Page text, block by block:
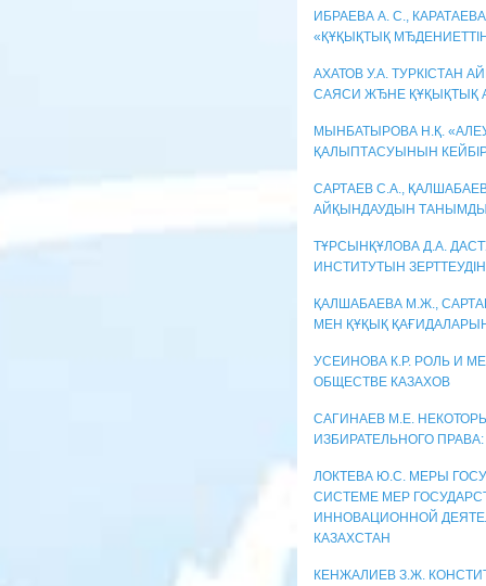
ИБРАЕВА А. С.,
«ҚҰҚЫҚТЫҚ
АХАТОВ У.А. ТУРКІСТАН
САЯСИ ЖЂНЕ ҚҰҚЫҚТЫҚ
МЫНБАТЫРОВА Н.Қ.
ҚАЛЫПТАСУЫНЫН
САРТАЕВ С.А.,
АЙҚЫНДАУДЫН
ТҰРСЫНҚҰЛОВА Д.А.
ИНСТИТУТЫН
ҚАЛШАБАЕВА М.Ж.,
МЕН ҚҰҚЫҚ
УСЕИНОВА К.Р. РОЛЬ И
ОБЩЕСТВЕ КАЗАХОВ
САГИНАЕВ М.Е.
ИЗБИРАТЕЛЬНОГО
ЛОКТЕВА Ю.С. МЕРЫ
СИСТЕМЕ МЕР
ИННОВАЦИОННОЙ
КАЗАХСТАН
КЕНЖАЛИЕВ З.Ж.